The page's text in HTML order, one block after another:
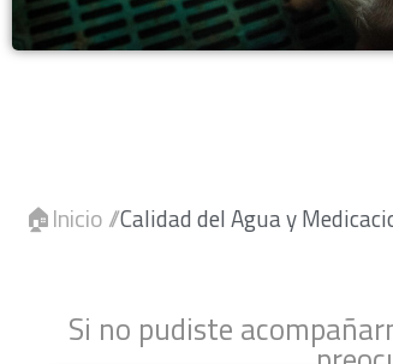
🏠Inicio //Calidad del Agua y
Si no pudiste